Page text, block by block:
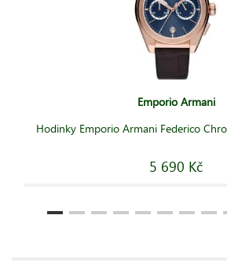
Emporio Armani
Hodinky Emporio Armani Federico
5 690 Kč